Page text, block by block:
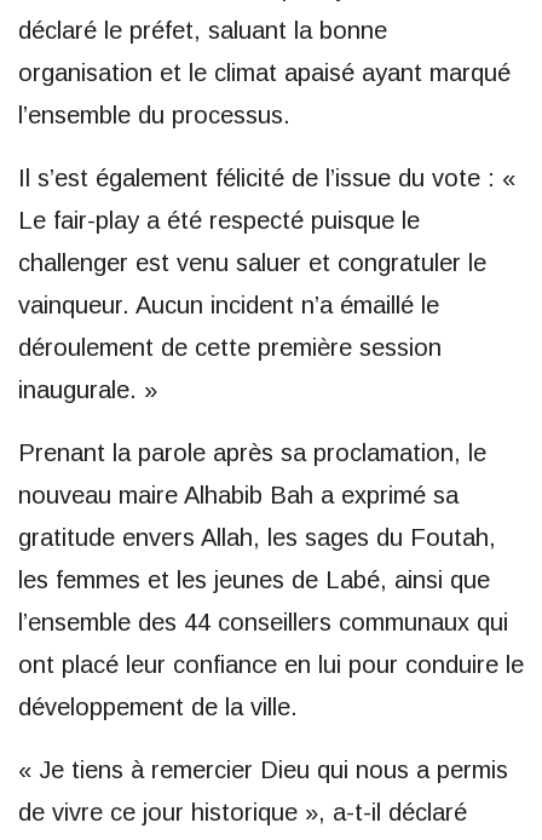
déclaré le préfet, saluant la bonne
organisation et le climat apaisé ayant marqué
l’ensemble du processus.
Il s’est également félicité de l’issue du vote : «
Le fair-play a été respecté puisque le
challenger est venu saluer et congratuler le
vainqueur. Aucun incident n’a émaillé le
déroulement de cette première session
inaugurale. »
Prenant la parole après sa proclamation, le
nouveau maire Alhabib Bah a exprimé sa
gratitude envers Allah, les sages du Foutah,
les femmes et les jeunes de Labé, ainsi que
l’ensemble des 44 conseillers communaux qui
ont placé leur confiance en lui pour conduire le
développement de la ville.
« Je tiens à remercier Dieu qui nous a permis
de vivre ce jour historique », a-t-il déclaré